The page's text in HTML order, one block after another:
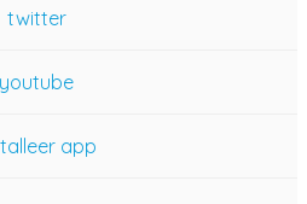
twitter
youtube
app